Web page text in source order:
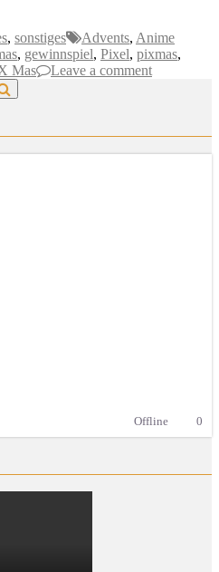
, sonstiges Advents, Anime
, gewinnspiel, Pixel, pixmas,
Mas Leave a comment
Offline
0